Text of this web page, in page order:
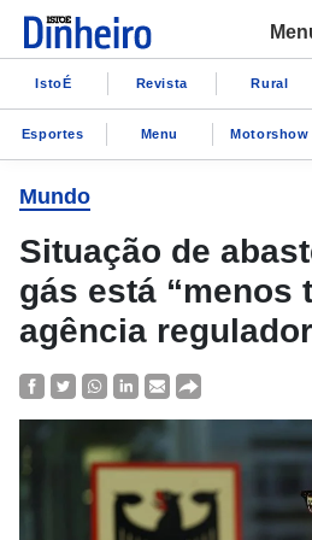
IstoÉ Revista Rural
Esportes Menu Motorshow
Mundo
Situação de
gás está “menos
agência